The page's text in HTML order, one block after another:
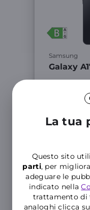
La tua
Questo sito
parti, per
adeguare le
indicato nella
trattamento di
analoghi clicca su
Samsung
Galaxy
online
su luce
Link